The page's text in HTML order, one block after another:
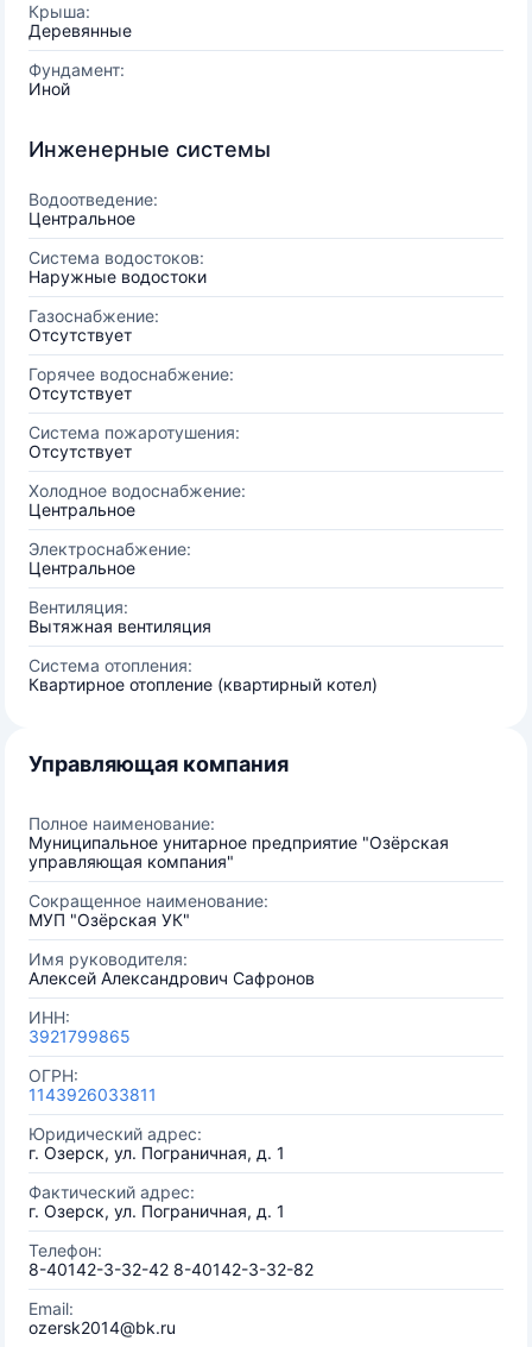
Крыша:
Деревянные
Фундамент:
Иной
Инженерные системы
Водоотведение:
Центральное
Система водостоков:
Наружные водостоки
Газоснабжение:
Отсутствует
Горячее водоснабжение:
Отсутствует
Система пожаротушения:
Отсутствует
Холодное водоснабжение:
Центральное
Электроснабжение:
Центральное
Вентиляция:
Вытяжная вентиляция
Система отопления:
Квартирное отопление (квартирный котел)
Управляющая компания
Полное наименование:
Муниципальное унитарное предприятие "Озёрская
управляющая компания"
Сокращенное наименование:
МУП "Озёрская УК"
Имя руководителя:
Алексей Александрович Сафронов
ИНН:
3921799865
ОГРН:
1143926033811
Юридический адрес:
г. Озерск, ул. Пограничная, д. 1
Фактический адрес:
г. Озерск, ул. Пограничная, д. 1
Телефон:
8-40142-3-32-42 8-40142-3-32-82
Email:
ozersk2014@bk.ru